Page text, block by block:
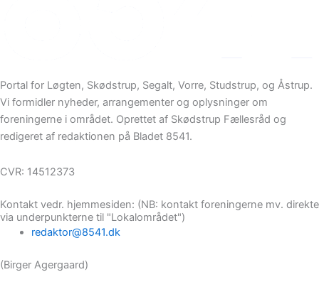
Portal for Løgten, Skødstrup, Segalt, Vorre, Studstrup, og Åstrup.
Vi formidler nyheder, arrangementer og oplysninger om
foreningerne i området. Oprettet af Skødstrup Fællesråd og
redigeret af redaktionen på Bladet 8541.
CVR: 14512373
Kontakt vedr. hjemmesiden: (NB: kontakt foreningerne mv. direkte
via underpunkterne til "Lokalområdet")
redaktor@8541.dk
(Birger Agergaard)